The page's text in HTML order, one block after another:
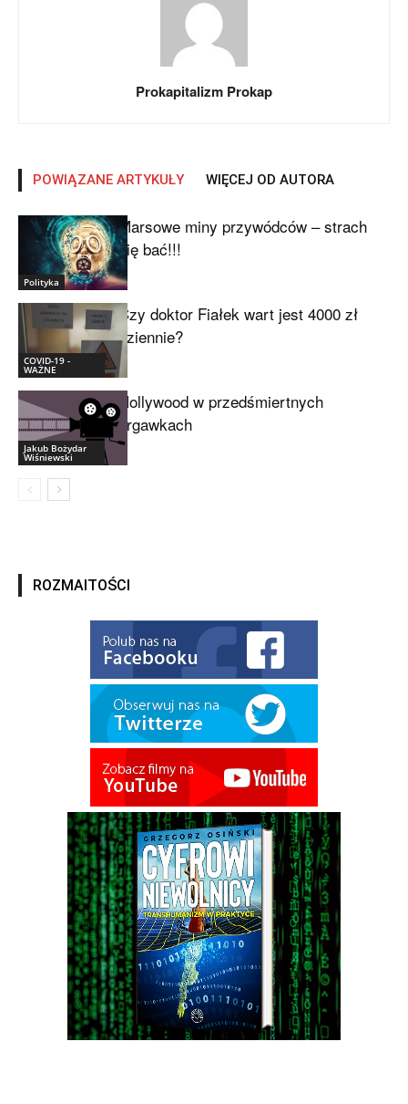
Prokapitalizm Prokap
POWIĄZANE ARTYKUŁY WIĘCEJ OD AUTORA
Polityka
Marsowe miny przywódców – strach
się bać!!!
COVID-19 -
WAŻNE
Czy doktor Fiałek wart jest 4000 zł
dziennie?
Jakub Bożydar
Wiśniewski
Hollywood w przedśmiertnych
drgawkach
ROZMAITOŚCI